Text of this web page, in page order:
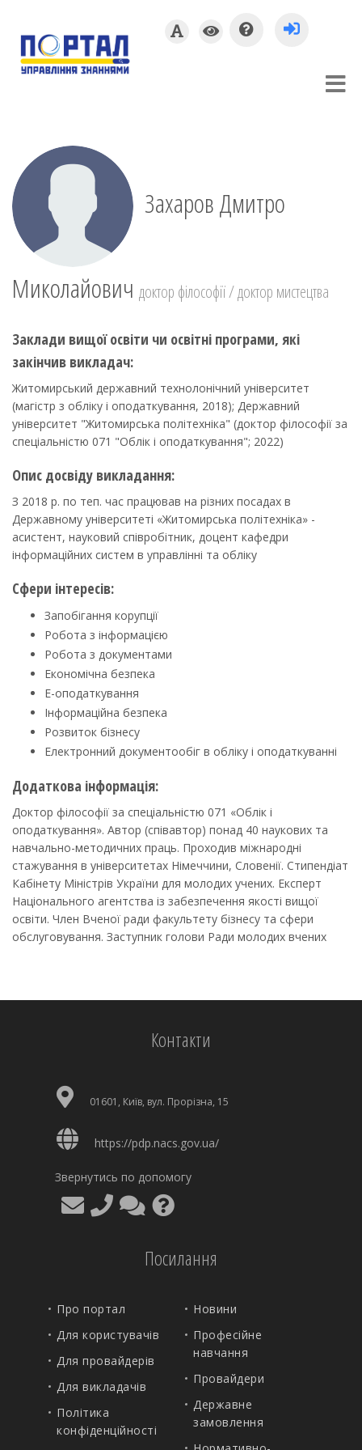
Захаров Дмитро
Миколайович доктор філософії / доктор мистецтва
Заклади вищої освіти чи освітні програми, які
закінчив викладач:
Житомирський державний технолонічний університет
(магістр з обліку і оподаткування, 2018); Державний
університет "Житомирська політехніка" (доктор філософії за
спеціальністю 071 "Облік і оподаткування"; 2022)
Опис досвіду викладання:
З 2018 р. по теп. час працював на різних посадах в
Державному університеті «Житомирська політехніка» -
асистент, науковий співробітник, доцент кафедри
інформаційних систем в управлінні та обліку
Сфери інтересів:
Запобігання корупції
Робота з інформацією
Робота з документами
Економічна безпека
Е-оподаткування
Інформаційна безпека
Розвиток бізнесу
Електронний документообіг в обліку і оподаткуванні
Додаткова інформація:
Доктор філософії за спеціальністю 071 «Облік і
оподаткування». Автор (співавтор) понад 40 наукових та
навчально-методичних праць. Проходив міжнародні
стажування в університетах Німеччини, Словенії. Стипендіат
Кабінету Міністрів України для молодих учених. Експерт
Національного агентства із забезпечення якості вищої
освіти. Член Вченої ради факультету бізнесу та сфери
обслуговування. Заступник голови Ради молодих вчених
Контакти
01601, Київ, вул. Прорізна, 15
https://pdp.nacs.gov.ua/
Звернутись по допомогу
Посилання
Про портал
Для користувачів
Для провайдерів
Для викладачів
Політика
конфіденційності
Новини
Професійне
навчання
Провайдери
Державне
замовлення